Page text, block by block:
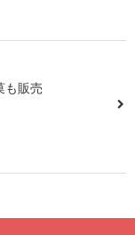
も販売